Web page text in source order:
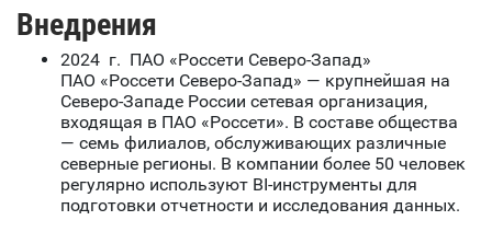
Внедрения
2024 г. ПАО «Россети Северо-Запад»
ПАО «Россети Северо-Запад» — крупнейшая на
Северо-Западе России сетевая организация,
входящая в ПАО «Россети». В составе общества
— семь филиалов, обслуживающих различные
северные регионы. В компании более 50 человек
регулярно используют BI-инструменты для
подготовки отчетности и исследования данных.